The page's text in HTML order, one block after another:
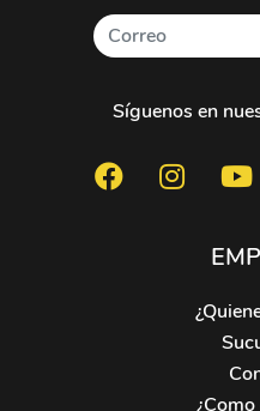
Síguenos en